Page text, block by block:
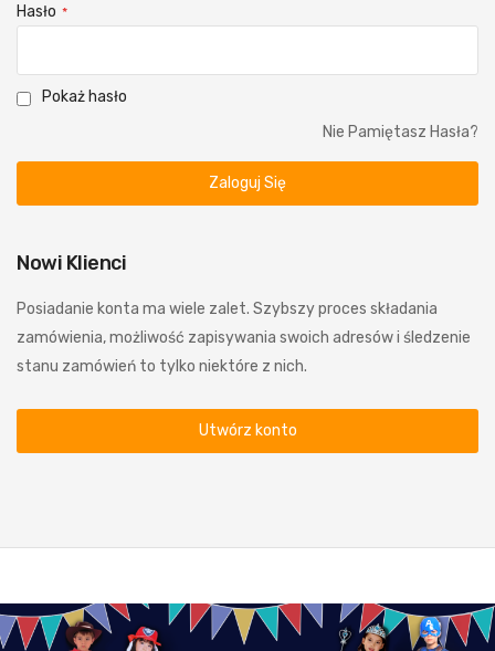
Hasło
Pokaż hasło
Zaloguj Się
Nie Pamiętasz Hasła?
Nowi Klienci
Posiadanie konta ma wiele zalet. Szybszy proces składania
zamówienia, możliwość zapisywania swoich adresów i śledzenie
stanu zamówień to tylko niektóre z nich.
Utwórz konto